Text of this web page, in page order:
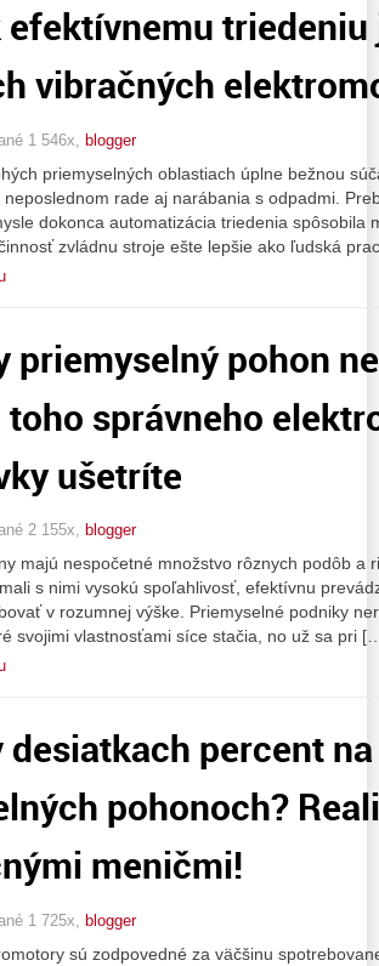
efektívnemu
vibračných
1 546x, blogger
priemyselných oblastiach úplne bežnou
rade aj narábania s odpadmi.
dokonca automatizácia triedenia spôsobila
zvládnu stroje ešte lepšie ako ľudská
priemyselný pohon
správneho
ušetríte
2 155x, blogger
majú nespočetné množstvo rôznych podôb a
s nimi vysokú spoľahlivosť, efektívnu
v rozumnej výške. Priemyselné podniky
svojimi vlastnosťami síce stačia, no už sa pri
desiatkach percent
pohonoch?
meničmi!
1 725x, blogger
sú zodpovedné za väčšinu